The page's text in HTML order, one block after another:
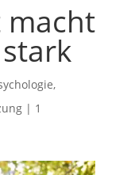
macht
,
| 1